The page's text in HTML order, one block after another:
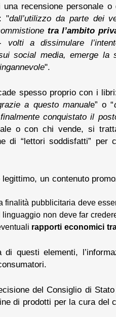
una recensione personale
"dall’utilizzo da parte dei
tra l’ambito
volti a dissimulare
social media, emerge la
".
spesso proprio con i
a questo manuale” o “
conquistato il
o con chi vende, si
di “lettori soddisfatti”
un contenuto
finalità pubblicitaria deve
linguaggio non deve far
rapporti economici
di questi elementi,
del Consiglio di
di prodotti per la cura del